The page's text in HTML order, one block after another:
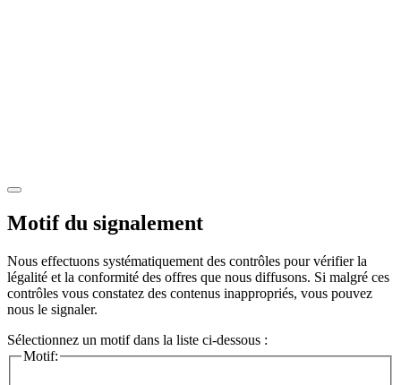
Motif du signalement
Nous effectuons systématiquement des contrôles pour vérifier la
légalité et la conformité des offres que nous diffusons. Si malgré ces
contrôles vous constatez des contenus inappropriés, vous pouvez
nous le signaler.
Sélectionnez un motif dans la liste ci-dessous :
Motif: